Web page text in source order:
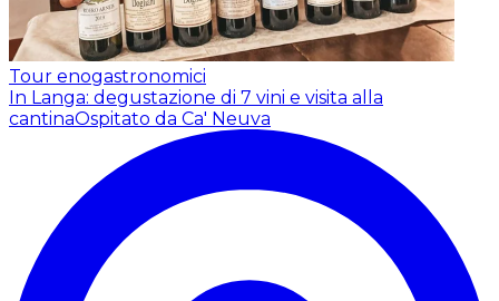
Tour enogastronomici
In Langa: degustazione di 7 vini e visita alla
cantinaOspitato da Ca' Neuva